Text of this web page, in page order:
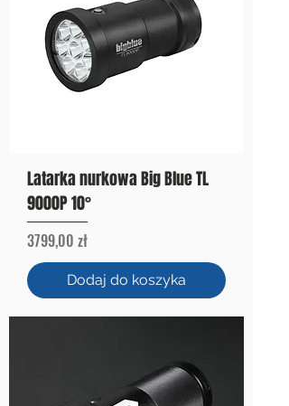
Latarka nurkowa Big Blue TL
9000P 10°
Cena
3799,00 zł
Dodaj do koszyka